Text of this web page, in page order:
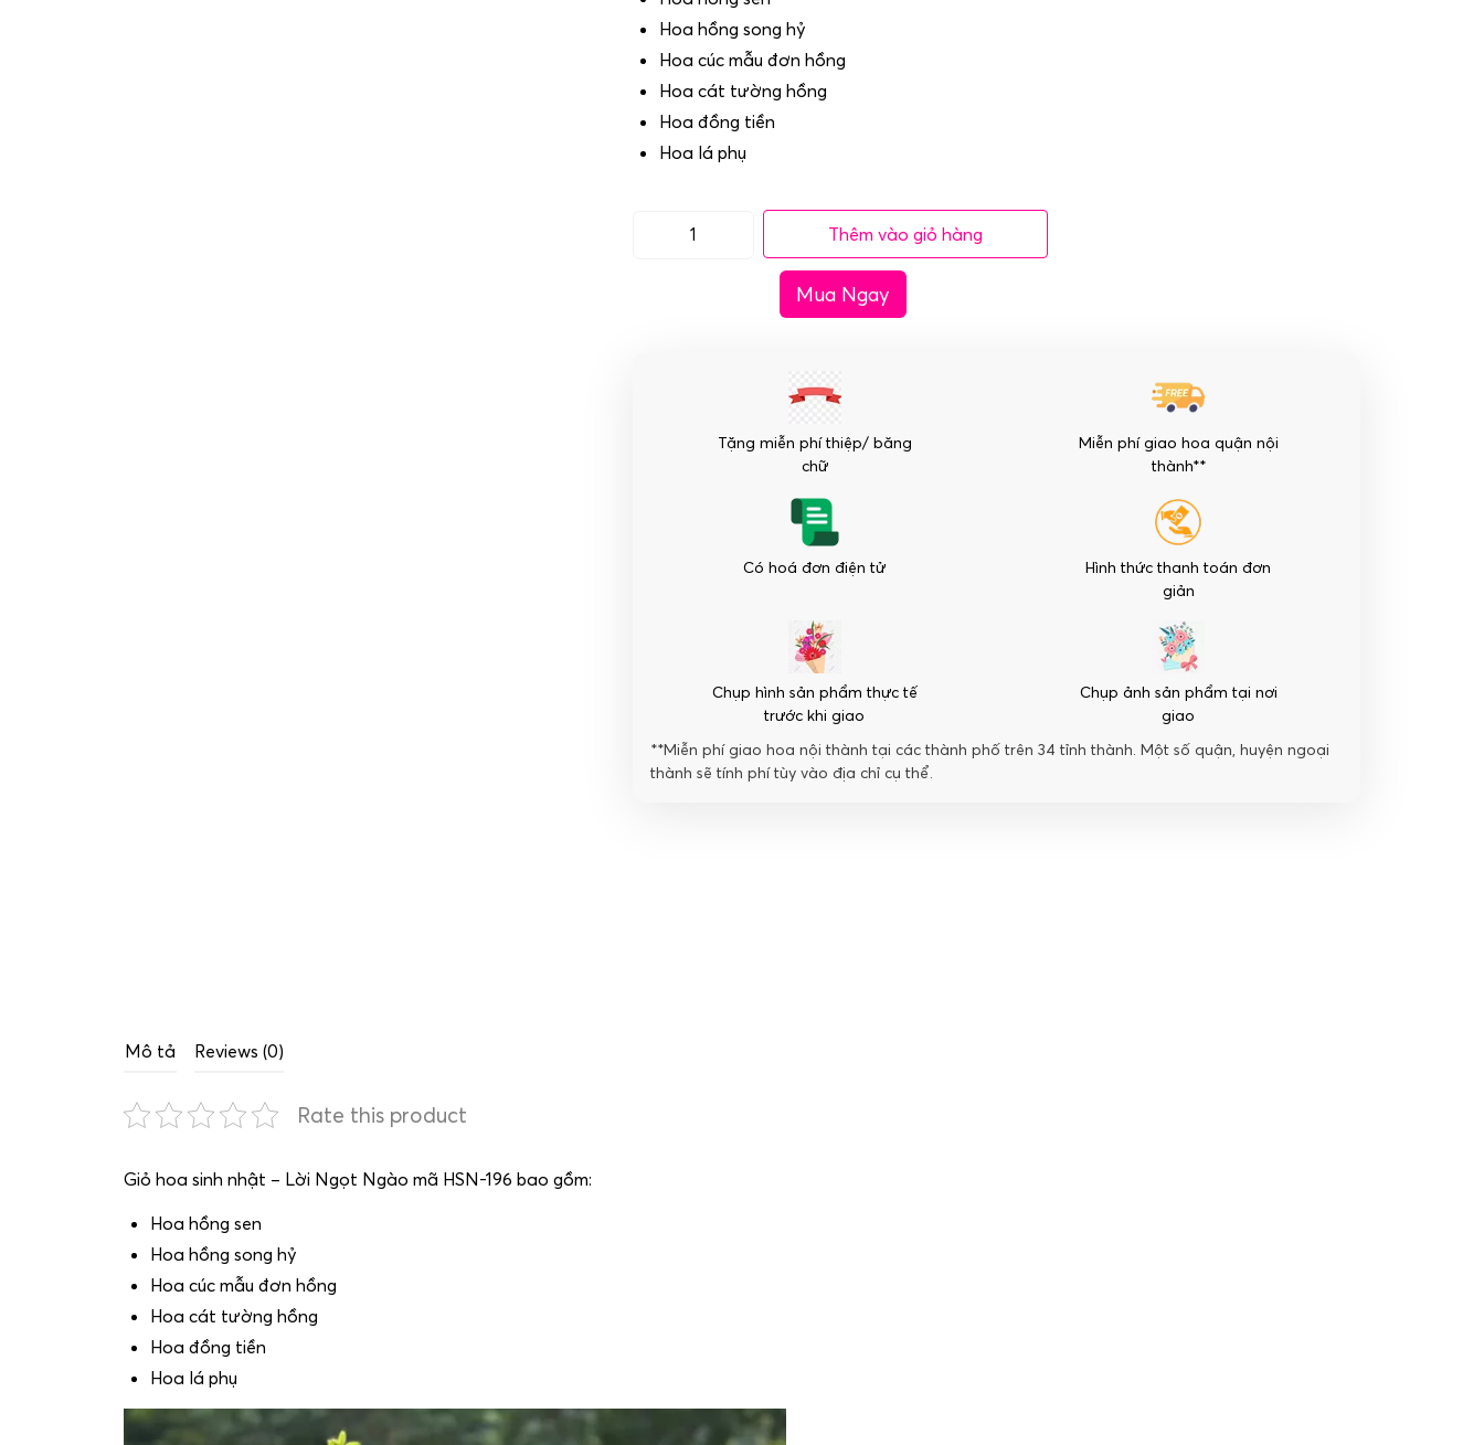
Hoa hồng song hỷ
Hoa cúc mẫu đơn hồng
Hoa cát tường hồng
Hoa đồng tiền
Hoa lá phụ
Giỏ
Ngào
Thêm vào giỏ hàng
Mua Ngay
Tặng miễn phí thiệp/ băng
chữ
Miễn phí giao hoa quận nội
thành**
Có hoá đơn điện tử
Hình thức thanh toán đơn
giản
Chụp hình sản phẩm thực tế
trước khi giao
Chụp ảnh sản phẩm tại nơi
giao
**Miễn phí giao hoa nội thành tại các thành phố trên 34 tỉnh thành. Một số quận, huyện ngoại
thành sẽ tính phí tùy vào địa chỉ cụ thể.
Mô tả Reviews (0)
Rate this product
Giỏ hoa sinh nhật – Lời Ngọt Ngào mã HSN-196 bao gồm:
Hoa hồng sen
Hoa hồng song hỷ
Hoa cúc mẫu đơn hồng
Hoa cát tường hồng
Hoa đồng tiền
Hoa lá phụ